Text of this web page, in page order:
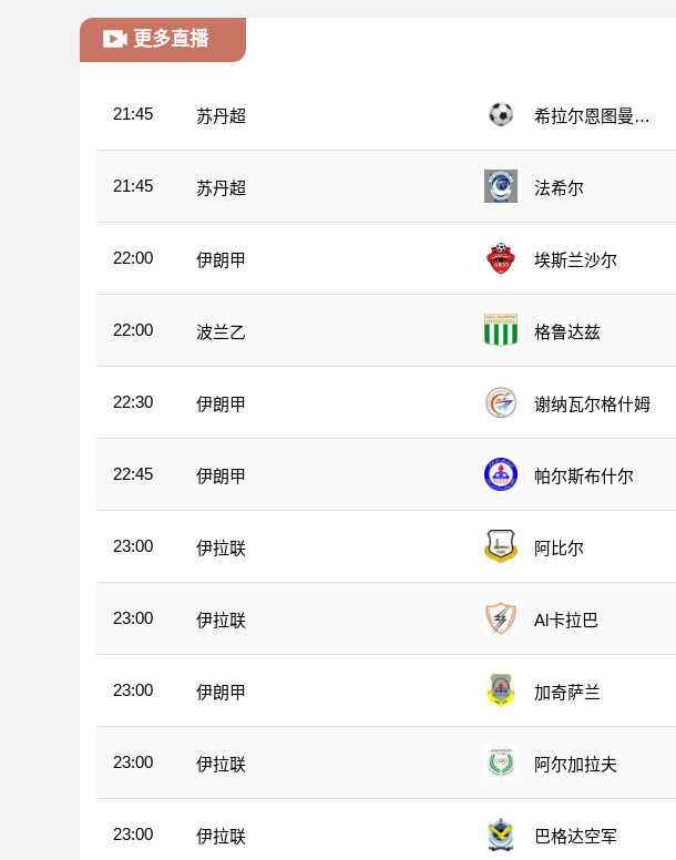
更多直播
21:45 苏丹超
希拉尔恩图曼B
21:45 苏丹超 法希尔
22:00 伊朗甲 埃斯兰沙尔
22:00 波兰乙 格鲁达兹
22:30 伊朗甲 谢纳瓦尔格什姆
22:45 伊朗甲 帕尔斯布什尔
23:00 伊拉联 阿比尔
23:00 伊拉联 Al卡拉巴
23:00 伊朗甲 加奇萨兰
23:00 伊拉联 阿尔加拉夫
23:00 伊拉联 巴格达空军